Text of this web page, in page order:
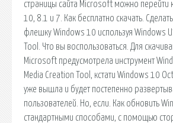
страницы сайта Microsoft можно перейти
10, 8.1 и 7. Как бесплатно скачать.
флешку Windows 10 используя Windows
Tool. Что вы воспользоваться. Для
Microsoft предусмотрела инструмент
Media Creation Tool, кстати Windows 10
уже вышла и будет постепенно
пользователей. Но, если. Как обновить
стандартными способами, с помощью